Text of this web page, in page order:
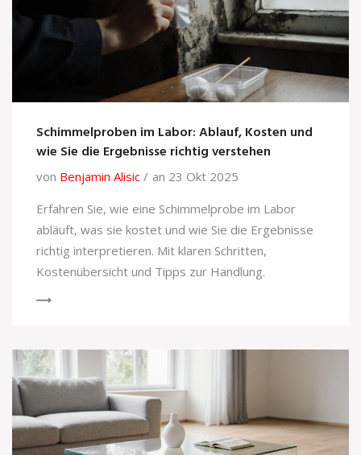
Schimmelproben im Labor: Ablauf, Kosten und
wie Sie die Ergebnisse richtig verstehen
von Benjamin Alisic
an 23 Okt 2025
Erfahren Sie, wie eine Schimmelprobe im Labor
abläuft, was sie kostet und wie Sie die Ergebnisse
richtig interpretieren. Mit klaren Schritten,
Kostenübersicht und Tipps zur Handlung.